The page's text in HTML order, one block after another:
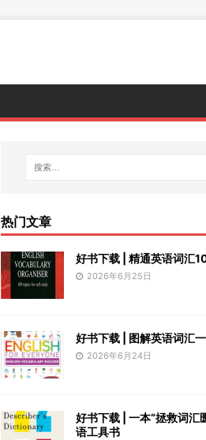
热门文章
好书下载 | 精通英语词汇
2026年6月25日
好书下载 | 图解英语词汇
2026年6月24日
好书下载 | 一本“拯救词汇
语工具书